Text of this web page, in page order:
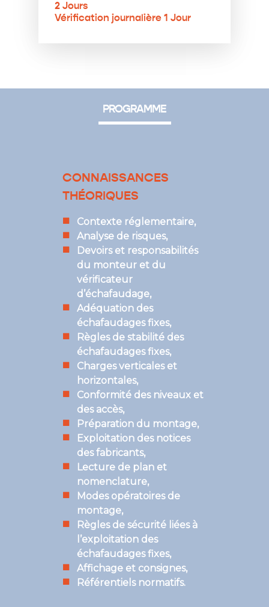
2 Jours
Vérification journalière 1 Jour
PROGRAMME
CONNAISSANCES
THÉORIQUES
Contexte réglementaire,
Analyse de risques,
Devoirs et responsabilités
du monteur et du
vérificateur
d’échafaudage,
Adéquation des
échafaudages fixes,
Règles de stabilité des
échafaudages fixes,
Charges verticales et
horizontales,
Conformité des niveaux et
des accès,
Préparation du montage,
Exploitation des notices
des fabricants,
Lecture de plan et
nomenclature,
Modes opératoires de
montage,
Règles de sécurité liées à
l’exploitation des
échafaudages fixes,
Affichage et consignes,
Référentiels normatifs.